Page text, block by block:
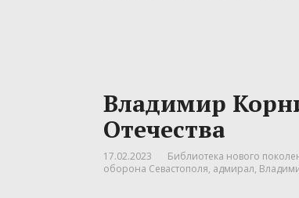
Владимир
Отечества
17.02.2023 Библиотека нового
оборона Севастополя, адмирал,